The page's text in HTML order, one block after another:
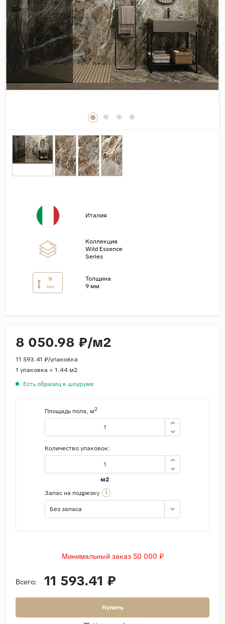
Дерево
Оникс
Бетон
Декор
Моноколор
Италия
Коллекция
Wild Essence
Series
9
мм
Толщина
9 мм
8 050.98 ₽/м2
11 593.41 ₽/упаковка
1 упаковка = 1.44 м2
Есть образец в шоуруме
Площадь пола, м2
Количество упаковок:
м2
Запас на подрезку
i
Без запаса
Минимальный заказ 50 000 ₽
Всего: 11 593.41 ₽
Купить